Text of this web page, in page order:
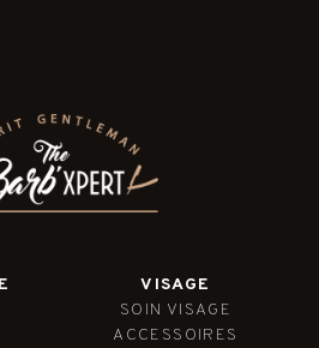
VISAGE
SOIN VISAGE
ACCESSOIRES